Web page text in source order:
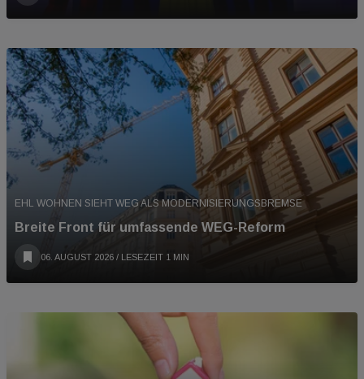
EHL WOHNEN SIEHT WEG ALS MODERNISIERUNGSBREMSE
Breite Front für umfassende WEG-Reform
06. AUGUST 2026 / LESEZEIT 1 MIN